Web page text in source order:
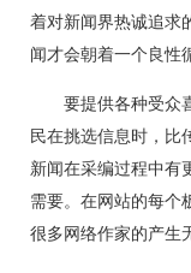
着对新闻界热诚追求
闻才会朝着一个良性
要提供各种受众喜
民在挑选信息时，比
新闻在采编过程中有
需要。在网站的每个
很多网络作家的产生